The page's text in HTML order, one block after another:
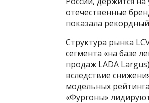
отечественные
показала
Структура рынка
сегмента «на базе
продаж LADA
вследствие
модельных
«Фургоны»